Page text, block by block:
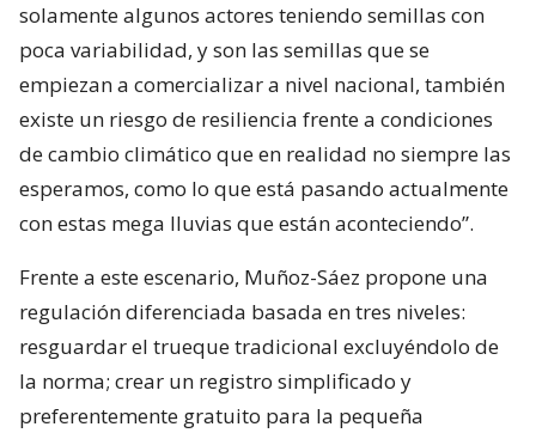
solamente algunos actores teniendo semillas con
poca variabilidad, y son las semillas que se
empiezan a comercializar a nivel nacional, también
existe un riesgo de resiliencia frente a condiciones
de cambio climático que en realidad no siempre las
esperamos, como lo que está pasando actualmente
con estas mega lluvias que están aconteciendo”.
Frente a este escenario, Muñoz-Sáez propone una
regulación diferenciada basada en tres niveles:
resguardar el trueque tradicional excluyéndolo de
la norma; crear un registro simplificado y
preferentemente gratuito para la pequeña